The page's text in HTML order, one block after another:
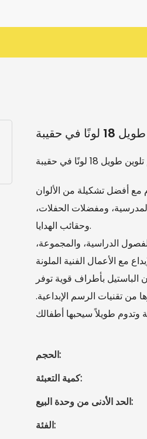
مع أفضل تشكيلة من الألوان
ومفضلات الحفلات،
وحقائب الهدايا.
فوق، والمعلمين، والفصول الدراسية، والمجموعة،
مع الأعمال الفنية الملونة
الباستيل بأطراف قوية توفر
من تقنيات الرسم الإبداعية.
وتدوم طويلاً سيحبها أطفالك
الحجم:
كمية التعبئة:
الحد الأدنى من وحدة البيع:
الفئة: